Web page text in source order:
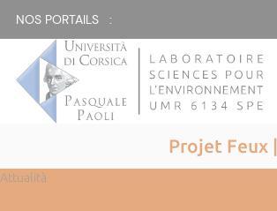
NOS PORTAILS :
Projet Feux |
Attualità